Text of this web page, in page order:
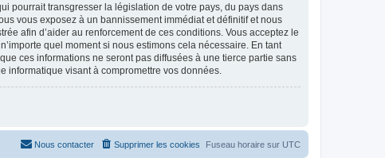
pourrait transgresser la législation de votre pays, du pays dans
vous exposez à un bannissement immédiat et définitif et nous
afin d’aider au renforcement de ces conditions. Vous acceptez le
quel moment si nous estimons cela nécessaire. En tant
ces informations ne seront pas diffusées à une tierce partie sans
informatique visant à compromettre vos données.
Fuseau horaire sur UTC
Supprimer les cookies
Nous contacter